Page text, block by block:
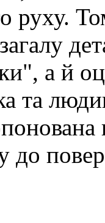
руху.
а й
та